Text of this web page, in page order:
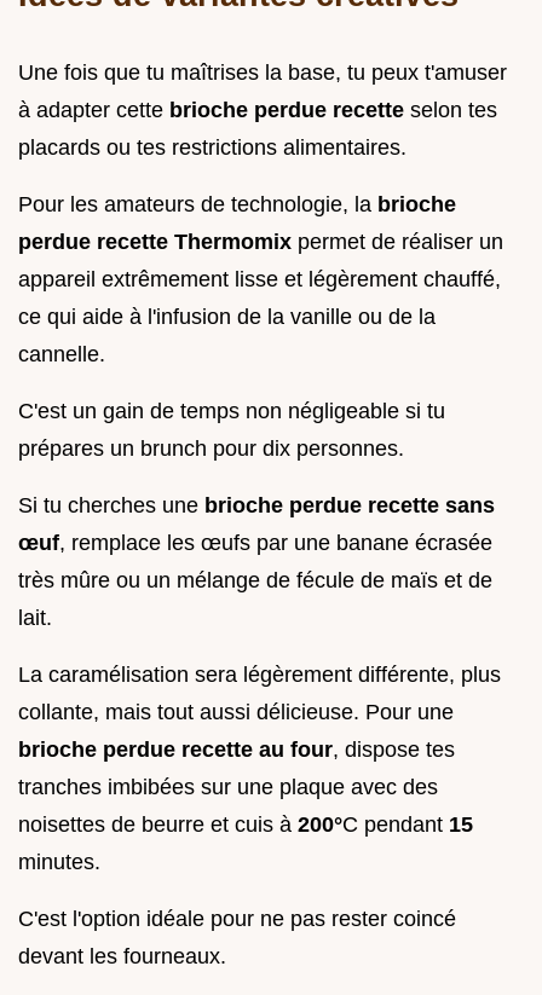
Une fois que tu maîtrises la base, tu peux t'amuser
à adapter cette brioche perdue recette selon tes
placards ou tes restrictions alimentaires.
Pour les amateurs de technologie, la brioche
perdue recette Thermomix permet de réaliser un
appareil extrêmement lisse et légèrement chauffé,
ce qui aide à l'infusion de la vanille ou de la
cannelle.
C'est un gain de temps non négligeable si tu
prépares un brunch pour dix personnes.
Si tu cherches une brioche perdue recette sans
œuf, remplace les œufs par une banane écrasée
très mûre ou un mélange de fécule de maïs et de
lait.
La caramélisation sera légèrement différente, plus
collante, mais tout aussi délicieuse. Pour une
brioche perdue recette au four, dispose tes
tranches imbibées sur une plaque avec des
noisettes de beurre et cuis à 200°C pendant 15
minutes.
C'est l'option idéale pour ne pas rester coincé
devant les fourneaux.